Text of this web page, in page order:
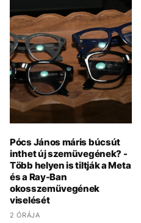
Pócs János máris búcsút
inthet új szemüvegének? -
Több helyen is tiltják a Meta
és a Ray-Ban
okosszemüvegének
viselését
2 ÓRÁJA